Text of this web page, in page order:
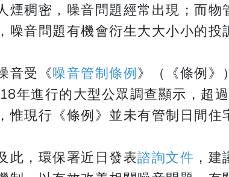
煙稠密，噪音問題經常出現；而
噪音問題有機會衍生大大小小的投
音受《噪音管制條例》（《條例》
年進行的大型公眾調查顯示，超
惟現行《條例》並未有管制日間住
此，環保署近日發表諮詢文件 ，